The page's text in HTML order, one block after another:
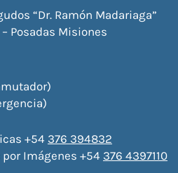
“Dr. Ramón Madariaga”
Posadas Misiones
+54 376 394832
Imágenes +54 376 4397110